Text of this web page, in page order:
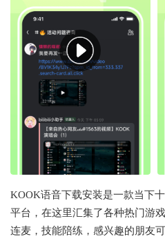
KOOK语音下载安装是一款当下
平台，在这里汇集了各种热门游
连麦，技能陪练，感兴趣的朋友